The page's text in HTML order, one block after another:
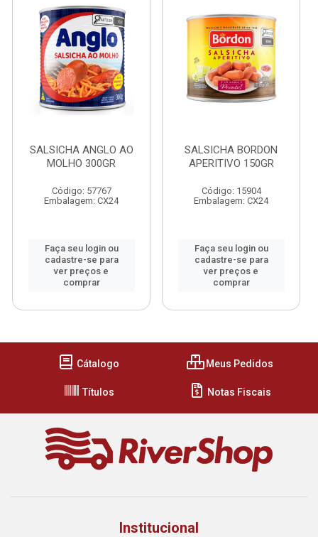
SALSICHA ANGLO AO
MOLHO 300GR
Código: 57767
Embalagem: CX24
Faça seu login ou
cadastre-se para
ver preços e
comprar
SALSICHA BORDON
APERITIVO 150GR
Código: 15904
Embalagem: CX24
Faça seu login ou
cadastre-se para
ver preços e
comprar
Cátalogo Meus Pedidos
Títulos Notas Fiscais
Institucional